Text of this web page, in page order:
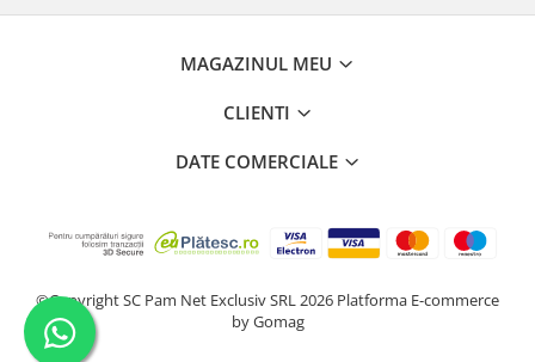
MAGAZINUL MEU
CLIENTI
DATE COMERCIALE
©Copyright SC Pam Net Exclusiv SRL 2026 Platforma E-commerce
by Gomag